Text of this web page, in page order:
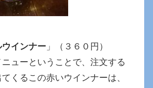
インナー 」（３６０円）
ニューということで、注文する
くるこの赤いウインナーは、